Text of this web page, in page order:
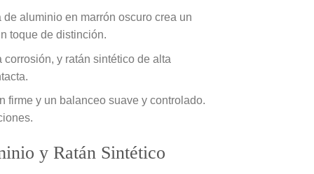
aluminio en marrón oscuro crea un
toque de distinción.
y ratán sintético de alta
y un balanceo suave y controlado.
y Ratán Sintético